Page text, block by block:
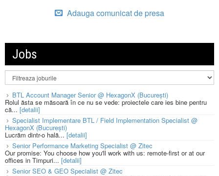
Adauga comunicat de presa
Jobs
BTL Account Manager Senior @ HexagonX (București)
Rolul ăsta se măsoară în ce nu se vede: proiectele care ies bine pentru
că... [detalii]
Specialist Implementare BTL / Field Implementation Specialist @
HexagonX (București)
Lucrăm dintr-o hală...[detalii]
Senior Performance Marketing Specialist @ Zitec
Our promise: You choose how you'll work with us: remote-first or at our
offices in Timpuri... [detalii]
Senior SEO & GEO Specialist @ Zitec